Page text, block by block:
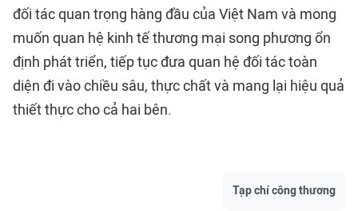
đối tác quan trọng hàng đầu của Việt Nam và mong
muốn quan hệ kinh tế thương mại song phương ổn
định phát triển, tiếp tục đưa quan hệ đối tác toàn
diện đi vào chiều sâu, thực chất và mang lại hiệu quả
thiết thực cho cả hai bên.
Tạp chí công thương